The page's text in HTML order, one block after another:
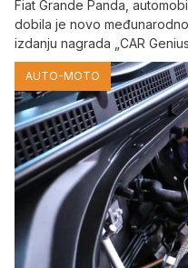
Fiat Grande Panda,
dobila je novo
izdanju nagrada „CAR
AUTO-MOTO